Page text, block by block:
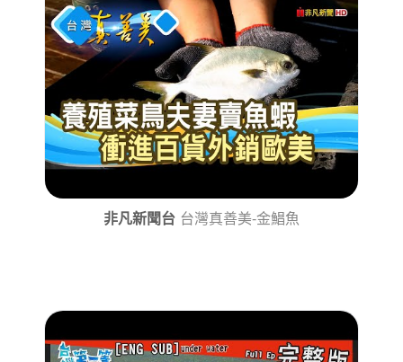
非凡新聞台 台灣真善美-金鯧魚